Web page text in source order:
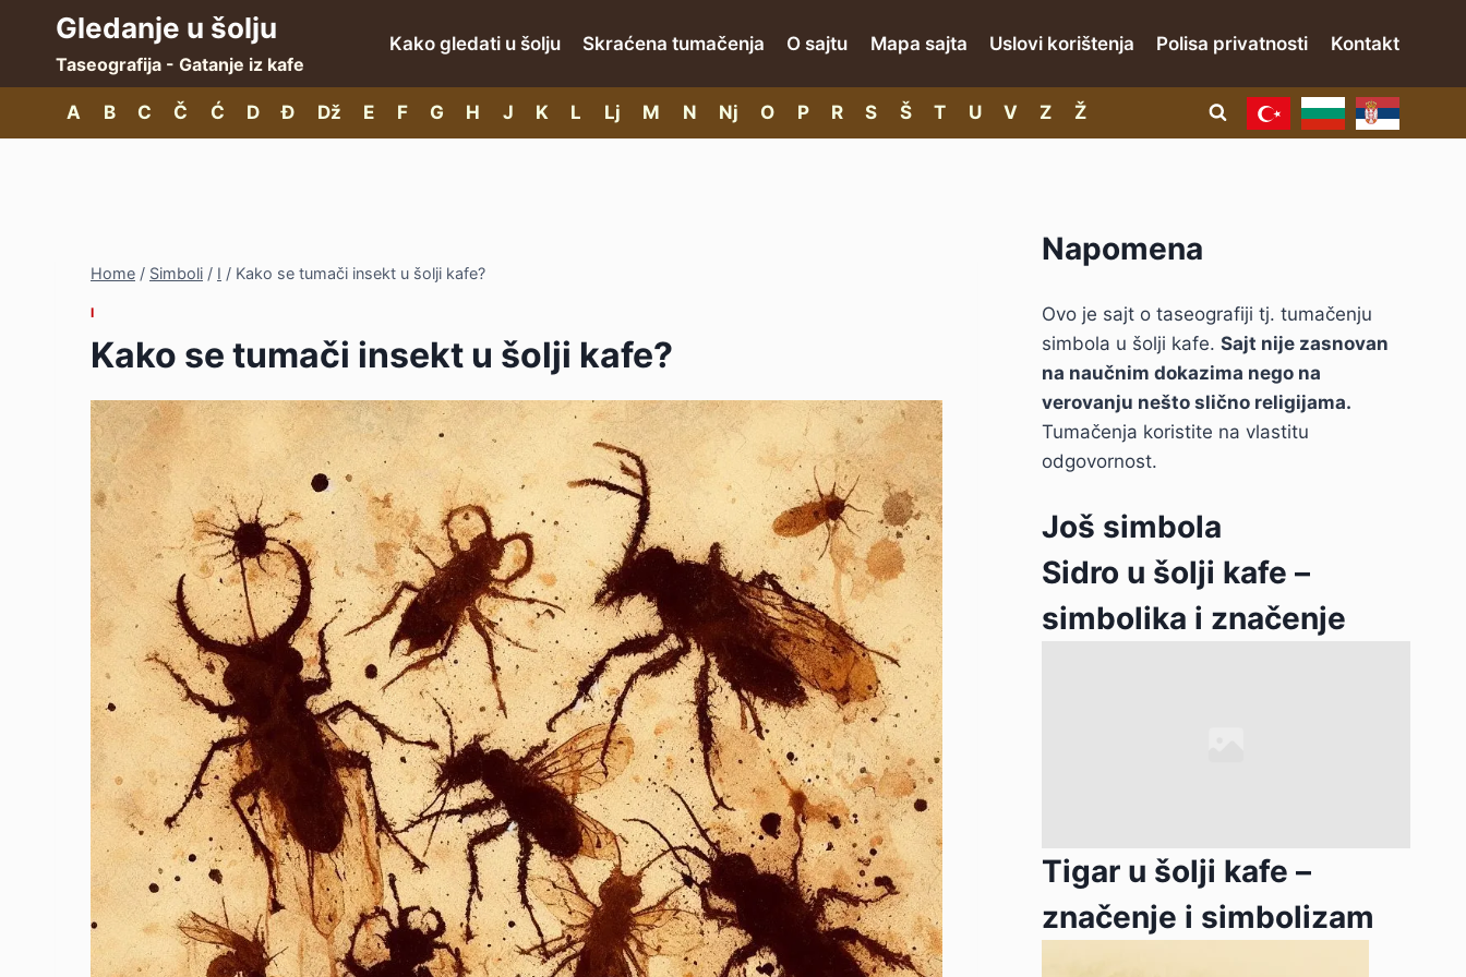
content
Gledanje u šolju
Taseografija - Gatanje iz kafe
Kako gledati u šolju Skraćena tumačenja O sajtu Mapa sajta Uslovi korištenja Polisa privatnosti Kontakt
A B C Č Ć D Đ Dž E F G H J K L Lj M N Nj O P R S Š T U V Z Ž
Home / Simboli / I / Kako se tumači insekt u šolji kafe?
I
Kako se tumači insekt u šolji kafe?
Napomena
Ovo je sajt o taseografiji tj. tumačenju
simbola u šolji kafe.Sajt nije zasnovan
na naučnim dokazima nego na
verovanju nešto slično religijama.
Tumačenja koristite na vlastitu
odgovornost.
Još simbola
Sidro u šolji kafe –
simbolika i značenje
Tigar u šolji kafe –
značenje i simbolizam